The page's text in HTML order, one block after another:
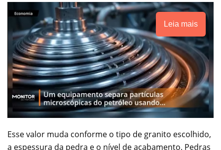
Leia mais
Esse valor muda conforme o tipo de granito escolhido,
a espessura da pedra e o nível de acabamento. Pedras